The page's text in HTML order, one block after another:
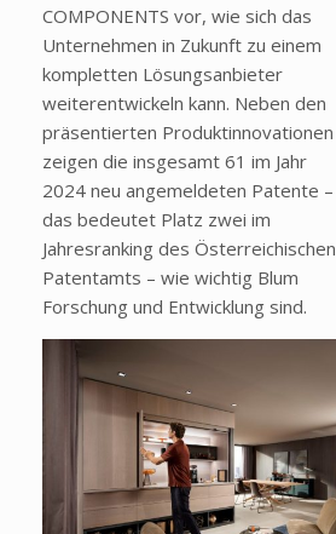
COMPONENTS vor, wie sich das
Unternehmen in Zukunft zu einem
kompletten Lösungsanbieter
weiterentwickeln kann. Neben den
präsentierten Produktinnovationen
zeigen die insgesamt 61 im Jahr
2024 neu angemeldeten Patente –
das bedeutet Platz zwei im
Jahresranking des Österreichischen
Patentamts – wie wichtig Blum
Forschung und Entwicklung sind.